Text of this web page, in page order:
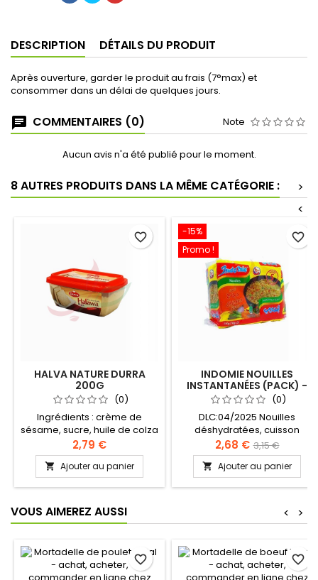
DESCRIPTION DÉTAILS DU PRODUIT
Après ouverture, garder le produit au frais (7°max) et
consommer dans un délai de quelques jours.
COMMENTAIRES (0) Note
Aucun avis n'a été publié pour le moment.
8 AUTRES PRODUITS DANS LA MÊME CATÉGORIE :
>
<
HALVA NATURE DURRA
200G
(0)
Ingrédients : crème de
sésame, sucre, huile de colza
et de palme modifiée, extrait
de halva, acide citrique,
vanilline, arôme artificielle,
essence de géranium
2,79 €
 Ajouter au panier
favorite_border
-15%
Promo !
INDOMIE NOUILLES
INSTANTANÉES (PACK) -
POULET 5X70G
(0)
DLC:04/2025 Nouilles
déshydratées, cuisson
rapide à l'eau chaude et
servir avec le bouillon.
Recette originale aromatisée
au poulet.
2,68 € 3,15 €
 Ajouter au panier
favorite_border
VOUS AIMEREZ AUSSI >
<
favorite_border favorite_border